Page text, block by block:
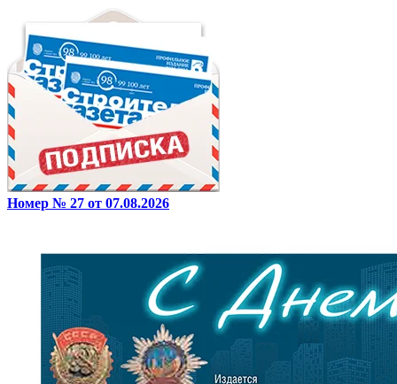
Номер № 27 от 07.08.2026